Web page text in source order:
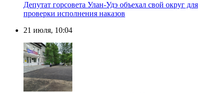
Депутат горсовета Улан-Удэ объехал свой округ для
проверки исполнения наказов
21 июля, 10:04